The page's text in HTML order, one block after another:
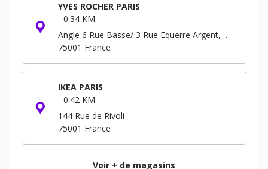
YVES ROCHER PARIS
- 0.34 KM
Angle 6 Rue Basse/ 3 Rue Equerre Argent, Forum - Niveau -3 B.P. 293
75001 France
IKEA PARIS
- 0.42 KM
144 Rue de Rivoli
75001 France
Voir + de magasins